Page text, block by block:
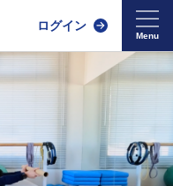
ログイン